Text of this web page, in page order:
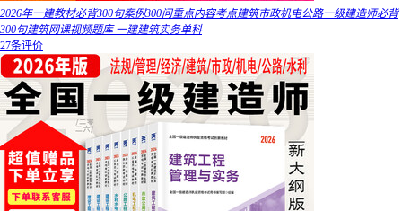
2026年一建教材必背300句案例300问重点内容考点建筑市政机电公路一级建造师必背
300句建筑网课视频题库 一建建筑实务单科
27条评价